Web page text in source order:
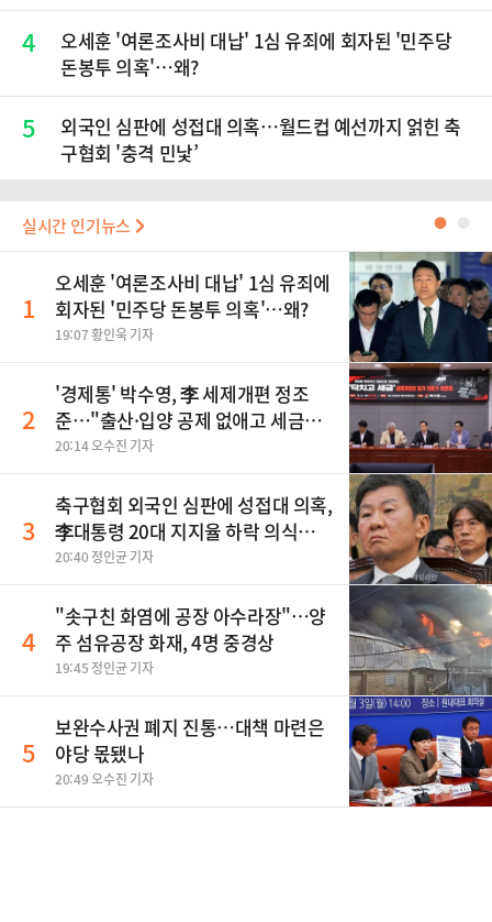
재점화, 김민석 "과반 승리 가능성 99%" 등
4
오세훈 '여론조사비 대납' 1심 유죄에 회자된 '민주당
돈봉투 의혹'…왜?
5
외국인 심판에 성접대 의혹…월드컵 예선까지 얽힌 축
구협회 '충격 민낯’
실시간 인기뉴스 ●
1
오세훈 '여론조사비 대납' 1심 유죄에
회자된 '민주당 돈봉투 의혹'…왜?
19:07 황인욱 기자
2
'경제통' 박수영, 李 세제개편 정조
준…"출산·입양 공제 없애고 세금폭
탄"
20:14 오수진 기자
3
축구협회 외국인 심판에 성접대 의혹,
李대통령 20대 지지율 하락 의식했
나, 삼전닉스 올인은 금물, SK하이닉
민석 "과반 승리 가능성 99%" 등
20:40 정인균 기자
4
"솟구친 화염에 공장 아수라장"…양
주 섬유공장 화재, 4명 중경상
19:45 정인균 기자
5
보완수사권 폐지 진통…대책 마련은
야당 몫됐나
20:49 오수진 기자